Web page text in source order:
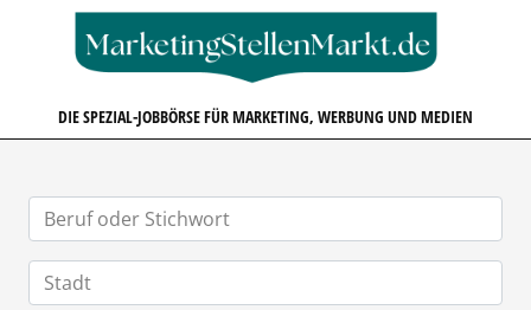
DIE SPEZIAL-JOBBÖRSE FÜR MARKETING, WERBUNG UND MEDIEN